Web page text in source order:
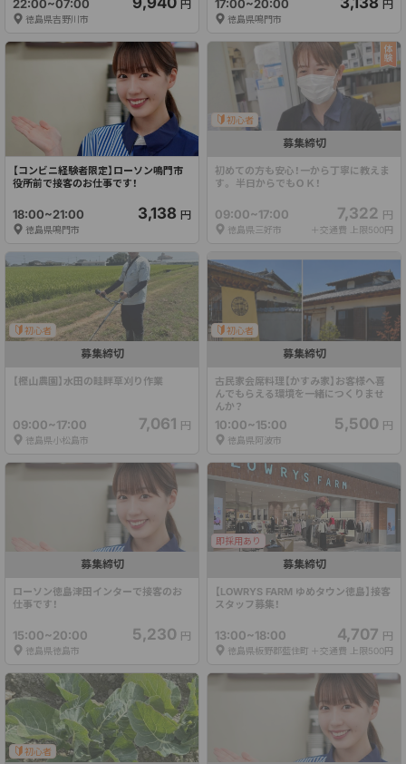
22:00~07:00 円
徳島県吉野川市
17:00~20:00 円
徳島県鳴門市
【コンビニ経験者限定】ローソン鳴門市
役所前で接客のお仕事です！
18:00~21:00 3,138 円
徳島県鳴門市
初心者
募集締切
初めての方も安心！一から丁寧に教えま
す。 半日からでもＯＫ！
09:00~17:00 7,322 円
徳島県三好市 ＋交通費 上限500円
初心者
募集締切
【樫山農園】水田の畦畔草刈り作業
09:00~17:00 7,061 円
徳島県小松島市
初心者
募集締切
古民家会席料理【かすみ家】お客様へ喜
んでもらえる環境を一緒につくりませ
んか？
10:00~15:00 5,500 円
徳島県阿波市
募集締切
ローソン徳島津田インターで接客のお
仕事です！
15:00~20:00 5,230 円
徳島県徳島市
即採用あり
募集締切
【LOWRYS FARM ゆめタウン徳島】接客
スタッフ募集！
13:00~18:00 4,707 円
徳島県板野郡藍住町 ＋交通費 上限500円
初心者